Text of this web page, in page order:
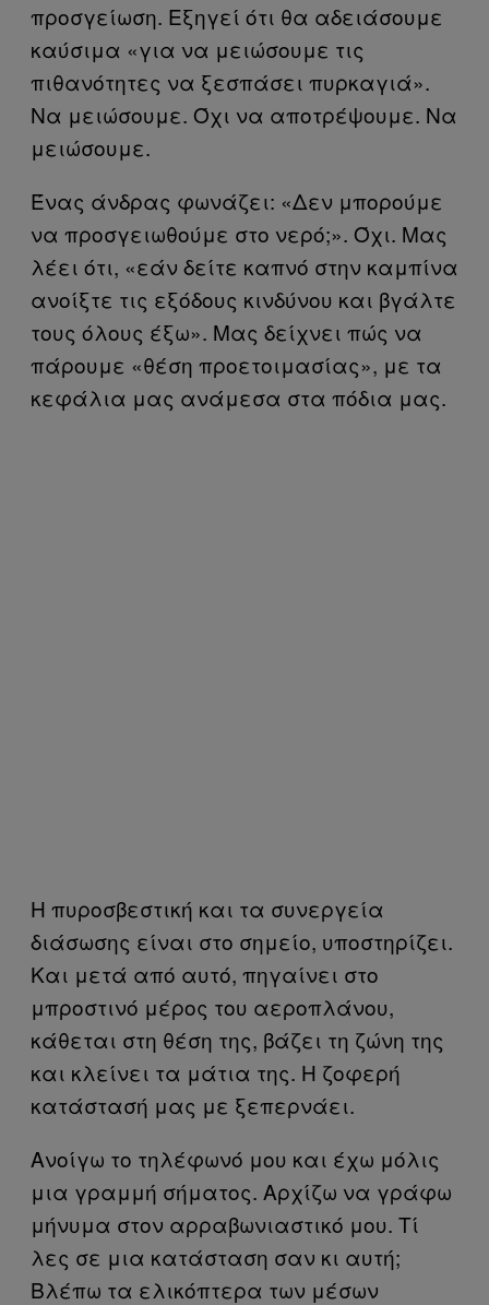
προσγείωση. Εξηγεί ότι θα αδειάσουμε
καύσιμα «για να μειώσουμε τις
πιθανότητες να ξεσπάσει πυρκαγιά».
Να μειώσουμε. Όχι να αποτρέψουμε. Να
μειώσουμε.
Ένας άνδρας φωνάζει: «Δεν μπορούμε
να προσγειωθούμε στο νερό;». Όχι. Μας
λέει ότι, «εάν δείτε καπνό στην καμπίνα
ανοίξτε τις εξόδους κινδύνου και βγάλτε
τους όλους έξω». Μας δείχνει πώς να
πάρουμε «θέση προετοιμασίας», με τα
κεφάλια μας ανάμεσα στα πόδια μας.
Η πυροσβεστική και τα συνεργεία
διάσωσης είναι στο σημείο, υποστηρίζει.
Και μετά από αυτό, πηγαίνει στο
μπροστινό μέρος του αεροπλάνου,
κάθεται στη θέση της, βάζει τη ζώνη της
και κλείνει τα μάτια της. Η ζοφερή
κατάστασή μας με ξεπερνάει.
Ανοίγω το τηλέφωνό μου και έχω μόλις
μια γραμμή σήματος. Αρχίζω να γράφω
μήνυμα στον αρραβωνιαστικό μου. Τί
λες σε μια κατάσταση σαν κι αυτή;
Βλέπω τα ελικόπτερα των μέσων